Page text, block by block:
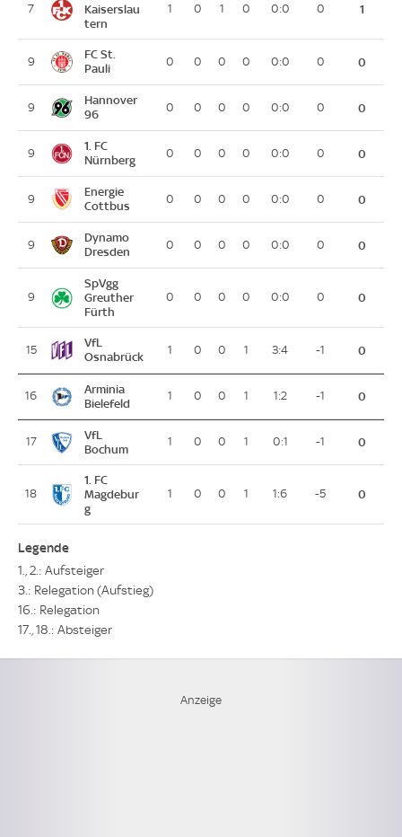
7
Kaiserslau
tern
1 0 1 0 0:0 0 1
9
FC St.
Pauli
0 0 0 0 0:0 0 0
9
Hannover
96
0 0 0 0 0:0 0 0
9
1. FC
Nürnberg
0 0 0 0 0:0 0 0
9
Energie
Cottbus
0 0 0 0 0:0 0 0
9
Dynamo
Dresden
0 0 0 0 0:0 0 0
9
SpVgg
Greuther
Fürth
0 0 0 0 0:0 0 0
15
VfL
Osnabrück
1 0 0 1 3:4 -1 0
16
Arminia
Bielefeld
1 0 0 1 1:2 -1 0
17
VfL
Bochum
1 0 0 1 0:1 -1 0
18
1. FC
Magdebur
g
1 0 0 1 1:6 -5 0
Legende
1., 2.: Aufsteiger
3.: Relegation (Aufstieg)
16.: Relegation
17., 18.: Absteiger